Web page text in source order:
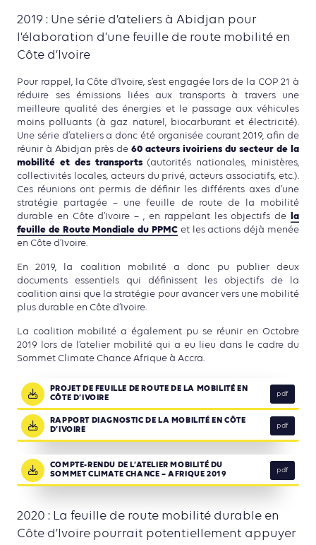
2019 : Une série d’ateliers à Abidjan pour
l’élaboration d’une feuille de route mobilité en
Côte d’Ivoire
Pour rappel, la Côte d’Ivoire, s’est engagée lors de la COP 21 à
réduire ses émissions liées aux transports à travers une
meilleure qualité des énergies et le passage aux véhicules
moins polluants (à gaz naturel, biocarburant et électricité).
Une série d’ateliers a donc été organisée courant 2019, afin de
réunir à Abidjan près de 60 acteurs ivoiriens du secteur de la
mobilité et des transports(autorités nationales, ministères,
collectivités locales, acteurs du privé, acteurs associatifs, etc.).
Ces réunions ont permis de définir les différents axes d’une
stratégie partagée – une feuille de route de la mobilité
durable en Côte d’Ivoire – , en rappelant les objectifs de la
feuille de Route Mondiale du PPMC et les actions déjà menée
en Côte d’Ivoire.
En 2019, la coalition mobilité a donc pu publier deux
documents essentiels qui définissent les objectifs de la
coalition ainsi que la stratégie pour avancer vers une mobilité
plus durable en Côte d’Ivoire.
La coalition mobilité a également pu se réunir en Octobre
2019 lors de l’atelier mobilité qui a eu lieu dans le cadre du
Sommet Climate Chance Afrique à Accra.
PROJET DE FEUILLE DE ROUTE DE LA MOBILITÉ EN
CÔTE D’IVOIRE
pdf
RAPPORT DIAGNOSTIC DE LA MOBILITÉ EN CÔTE
D’IVOIRE
pdf
COMPTE-RENDU DE L’ATELIER MOBILITÉ DU
SOMMET CLIMATE CHANCE – AFRIQUE 2019
pdf
2020 : La feuille de route mobilité durable en
Côte d’Ivoire pourrait potentiellement appuyer